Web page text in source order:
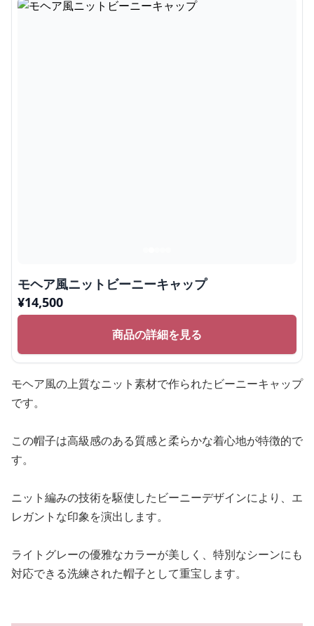
モヘア風ニットビーニーキャップ
¥14,500
商品の詳細を見る
モヘア風の上質なニット素材で作られたビーニーキャップ
です。
この帽子は高級感のある質感と柔らかな着心地が特徴的で
す。
ニット編みの技術を駆使したビーニーデザインにより、エ
レガントな印象を演出します。
ライトグレーの優雅なカラーが美しく、特別なシーンにも
対応できる洗練された帽子として重宝します。